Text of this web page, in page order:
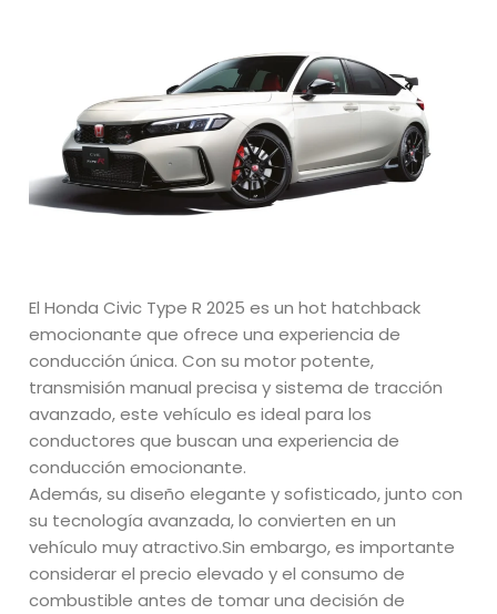
El Honda Civic Type R 2025 es un hot hatchback
emocionante que ofrece una experiencia de
conducción única. Con su motor potente,
transmisión manual precisa y sistema de tracción
avanzado, este vehículo es ideal para los
conductores que buscan una experiencia de
conducción emocionante.
Además, su diseño elegante y sofisticado, junto con
su tecnología avanzada, lo convierten en un
vehículo muy atractivo.Sin embargo, es importante
considerar el precio elevado y el consumo de
combustible antes de tomar una decisión de